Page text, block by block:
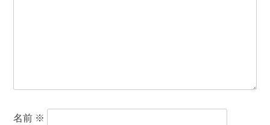
名前 ※